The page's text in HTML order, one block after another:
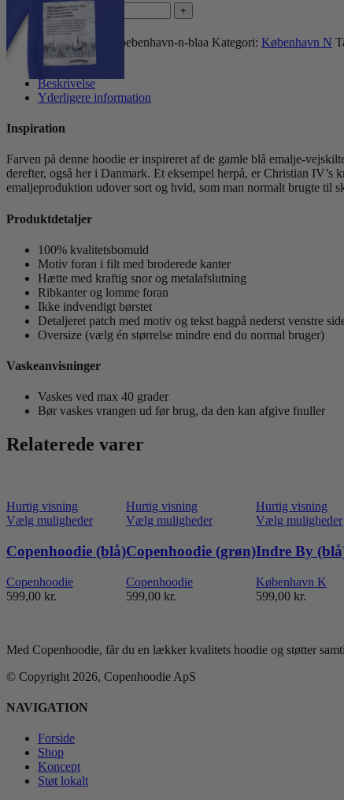
Nørrebro
(blå)
antal
Tilføj til kurv Køb nu
Varenummer (SKU): koebenhavn-n-blaa Kategori: København N
Share:
Beskrivelse
Yderligere information
Inspiration
Farven på denne hoodie er inspireret af de gamle blå emalje-
derefter, også her i Danmark. Et eksempel herpå, er Christian
emaljeproduktion udover sort og hvid, som man normalt brugte til
Produktdetaljer
100% kvalitetsbomuld
Motiv foran i filt med broderede kanter
Hætte med kraftig snor og metalafslutning
Ribkanter og lomme foran
Ikke indvendigt børstet
Detaljeret patch med motiv og tekst bagpå nederst venstre
Oversize (vælg én størrelse mindre end du normal bruger)
Vaskeanvisninger
Vaskes ved max 40 grader
Bør vaskes vrangen ud før brug, da den kan afgive fnuller
Relaterede varer
Hurtig visning
Vælg mulighederDette
har
flere
varianter.
Mulighederne
varesiden
Copenhoodie (blå)
Copenhoodie
599,00 kr.
Hurtig visning
Vælg mulighederDette
har
flere
varianter.
Mulighederne
varesiden
Copenhoodie (grøn)
Copenhoodie
599,00 kr.
Hurtig visning
Vælg muligheder
Indre By
København K
599,00 kr.
Med Copenhoodie, får du en lækker kvalitets hoodie og støtter
© Copyright 2026, Copenhoodie ApS
NAVIGATION
Forside
Shop
Koncept
Støt lokalt